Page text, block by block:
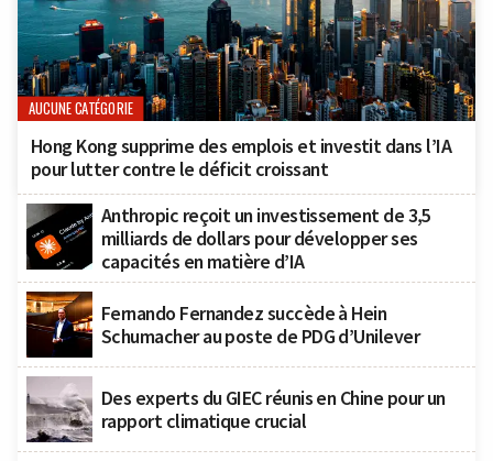
AUCUNE CATÉGORIE
Hong Kong supprime des emplois et investit dans l’IA
pour lutter contre le déficit croissant
Anthropic reçoit un investissement de 3,5
milliards de dollars pour développer ses
capacités en matière d’IA
Fernando Fernandez succède à Hein
Schumacher au poste de PDG d’Unilever
Des experts du GIEC réunis en Chine pour un
rapport climatique crucial